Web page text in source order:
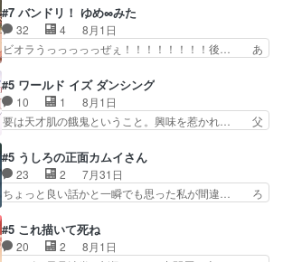
過去には同情の言葉しか…シ… 奥様に悲しい過
去…萌え袖が可愛いね、と思… ドレゲネとシタ
ラ、2人だけの同盟が結成さ…
とメスってて何この可愛い生物。クラス… 付き合
い始めたら始めたでまた違った悩みが… と一歩ず
つ踏み出す黒絵ちゃん微笑ま新汰の… ツインテー
ルが可愛いお茶目な妹ちゃんです… しかも過去も
らっしゃるからかしらお顔が… 黒絵「怪獣に憧れ
るのはいいけど自分自身が… 素の自分はどちらな
のかはまだ不明だが見せ…
#7 バンドリ！ ゆめ∞みた
32 4
8月1日
ビオラうっっっっっぜぇ！！！！！！！！後… あ
ラが悪魔すぎて気分が悪くなってきたこ… 声優ま
とめました(７話まで)仲町あられ/… ビオラの策略
がバッチリ嵌って最高wwwこ… 自信あれば評価
なんて気にしないし、充実し… ・バーチャルだけ
け？と思ったら歌唱シーン… の、らいぶシーン
＿!!­­--­­--­… それだけでええやん！！しかし、ビオラ
が仕…
#5 ワールド イズ ダンシング
10 1
8月1日
要は天才肌の餓鬼ということ。興味を惹かれ… 父
の鬼夜叉と田楽の増次郎。小さないざこ… 着眼点
は良くとも、先鋭的すぎるのか。芸能… 鬼夜叉は
石也と共に観世座をあとにし、三条… 観世座を離
れ、三条坊門御所で日々を送る鬼… 「お前(鬼夜
子舞勝負。鬼夜叉は猫の動き… 登場人物の我が強
い。新しい獅子舞に拘って… 第５話を
#5 うしろの正面カムイさん
23 2
7月31日
ちょっと良い話かと一瞬でも思った私が間違… ろ
も1日お疲れ様でした～───昨晩～今… 幼女に拾
われたお市ちゃんの恩返し。化け猫… 役にて出演
させていただきました。ジョアン… トイ・ストー
#5 これ描いて死ね
20 2
8月1日